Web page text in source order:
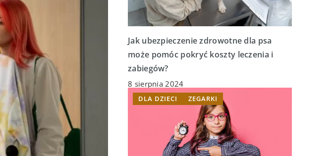
Jak ubezpieczenie zdrowotne dla psa
może pomóc pokryć koszty leczenia i
zabiegów?
8 sierpnia 2024
DLA DZIECI ZEGARKI